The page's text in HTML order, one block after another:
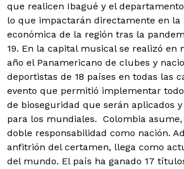
que realicen Ibagué y el
lo que impactarán directamente en la
económica de la región tras la
19. En la capital musical se realizó en
año el Panamericano de clubes y
deportistas de 18 países en todas las
evento que permitió implementar
de bioseguridad que serán aplicados
para los mundiales. Colombia
doble responsabilidad como nación.
anfitrión del certamen, llega como
del mundo. El país ha ganado 17